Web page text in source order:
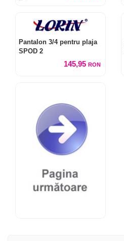
Pantalon 3/4 pentru plaja
SPOD 2
145,95 RON